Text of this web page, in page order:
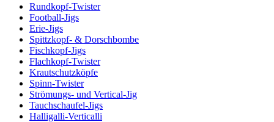
Rundkopf-Twister
Football-Jigs
Erie-Jigs
Spittzkopf- & Dorschbombe
Fischkopf-Jigs
Flachkopf-Twister
Krautschutzköpfe
Spinn-Twister
Strömungs- und Vertical-Jig
Tauchschaufel-Jigs
Halligalli-Verticalli